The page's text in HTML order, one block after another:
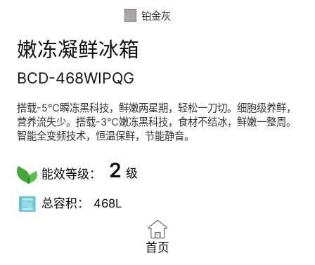
铂金灰
嫩冻凝鲜冰箱
BCD-468WIPQG
搭载-5℃瞬冻黑科技，鲜嫩两星期，轻松一刀切。细胞级养鲜，
营养流失少。搭载-3℃嫩冻黑科技，食材不结冰，鲜嫩一整周。
智能全变频技术，恒温保鲜，节能静音。
能效等级： 2 级
总容积： 468L
首页